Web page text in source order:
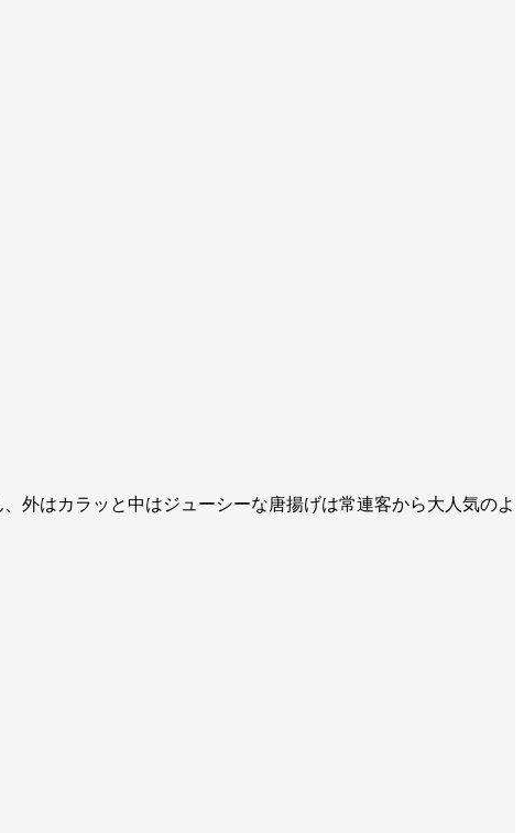
外はカラッと中はジューシーな唐揚げは常連客から大人気のよ